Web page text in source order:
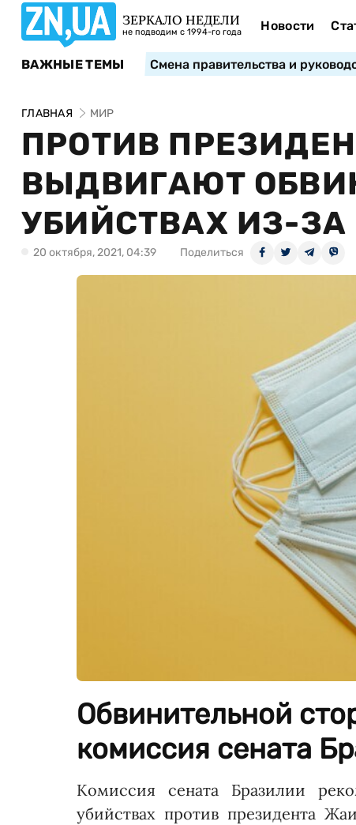
ЗЕРКАЛО НЕДЕЛИ
не подводим с 1994-го года Новости
ВАЖНЫЕ ТЕМЫ Смена правительства и
ГЛАВНАЯ МИР
ПРОТИВ
ВЫДВИГАЮТ
УБИЙСТВАХ ИЗ-ЗА
20 октября, 2021, 04:39 Поделиться
Обвинительной
комиссия сената
Комиссия сената Бразилии
убийствах против президента